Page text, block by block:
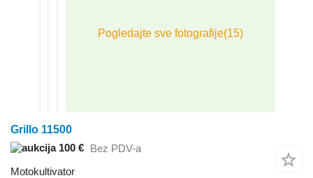
Grillo 11500
100 € Bez PDV-a
Motokultivator